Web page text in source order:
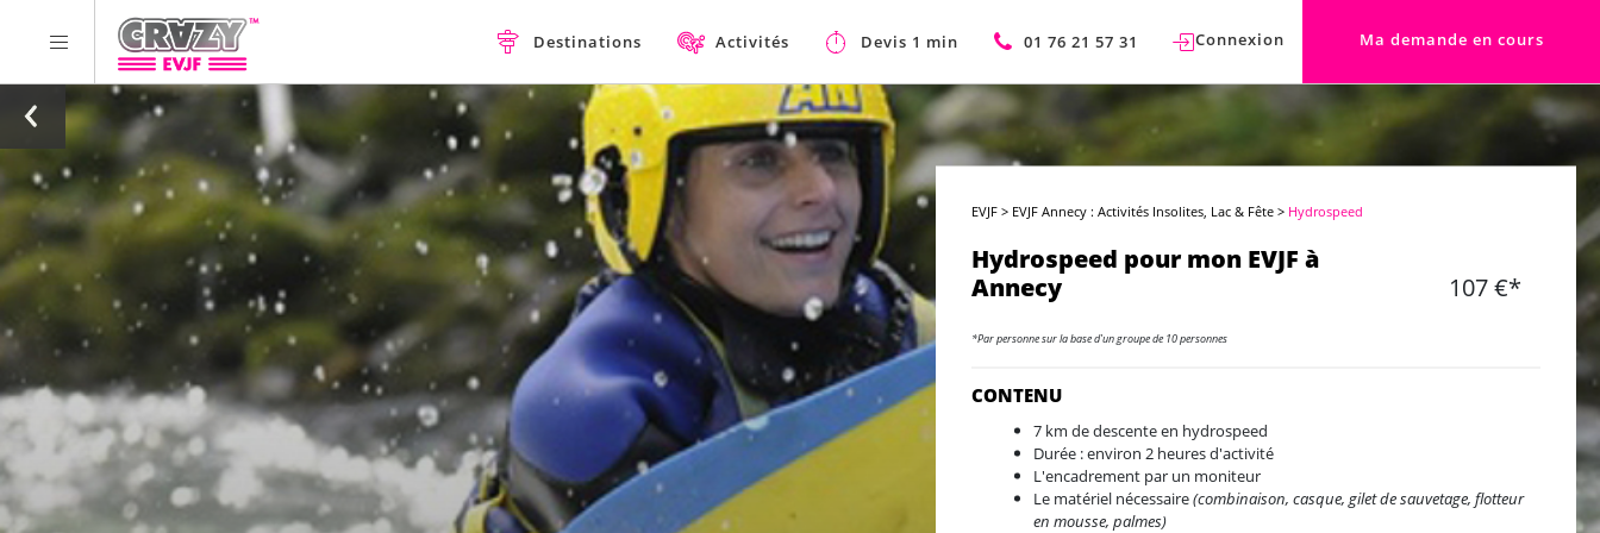
Destinations Activités Devis 1 min 01 76 21 57 31 Connexion Ma demande en cours
EVJF > EVJF Annecy : Activités Insolites, Lac & Fête > Hydrospeed
Hydrospeed pour mon EVJF à
Annecy
107 €*
*Par personne sur la base d'un groupe de 10 personnes
CONTENU
7 km de descente en hydrospeed
Durée : environ 2 heures d'activité
L'encadrement par un moniteur
Le matériel nécessaire(combinaison, casque, gilet de sauvetage, flotteur
en mousse, palmes)